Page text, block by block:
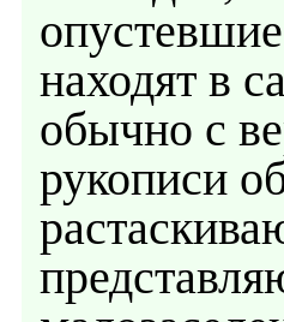
находят в
обычно с
рукописи